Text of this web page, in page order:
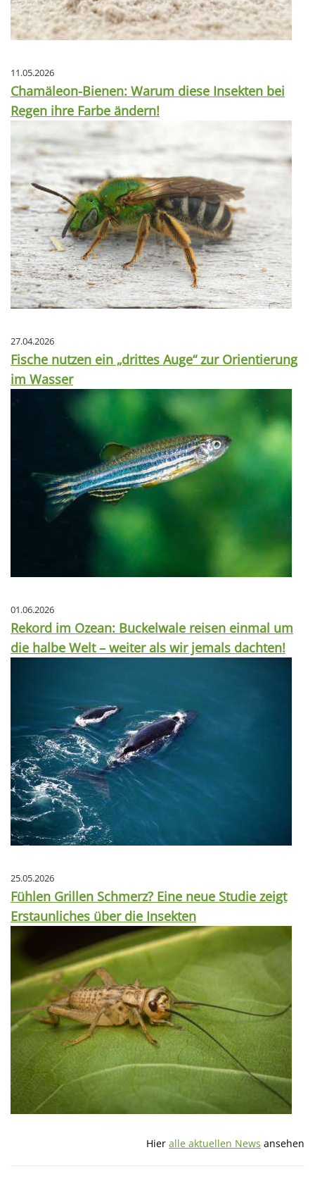
11.05.2026
Chamäleon-Bienen: Warum diese Insekten bei
Regen ihre Farbe ändern!
27.04.2026
Fische nutzen ein „drittes Auge“ zur Orientierung
im Wasser
01.06.2026
Rekord im Ozean: Buckelwale reisen einmal um
die halbe Welt – weiter als wir jemals dachten!
25.05.2026
Fühlen Grillen Schmerz? Eine neue Studie zeigt
Erstaunliches über die Insekten
Hier alle aktuellen News ansehen